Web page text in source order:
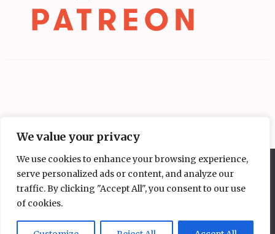
We value your privacy
We use cookies to enhance your browsing experience,
serve personalized ads or content, and analyze our
traffic. By clicking "Accept All", you consent to our use
of cookies.
Copyright © 2026
Diese Website benutzt Cookies. Wenn du die Website weiter
nutzt, gehen wir von deinem Einverständnis aus.